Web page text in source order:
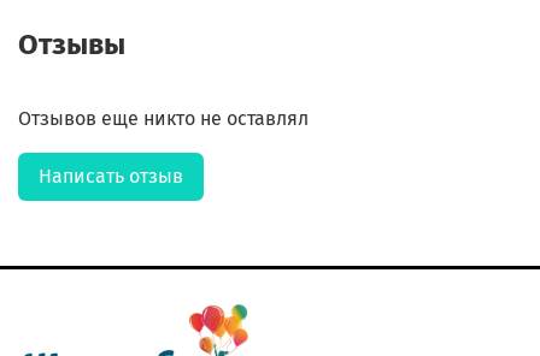
Отзывы
Отзывов еще никто не оставлял
Написать отзыв